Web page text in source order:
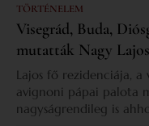
TÖRTÉNELEM
Visegrád, Buda,
mutatták Nagy
Lajos fő rezidenciája,
avignoni pápai palota
nagyságrendileg is